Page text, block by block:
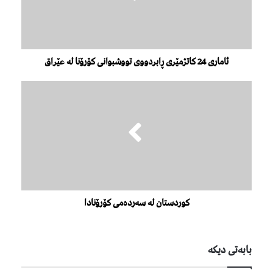
ئاماری 24 کاتژمێری ڕابردووی تووشبوانی کۆرۆنا لە عێراق
کوردستان لە سەردەمی کۆرۆنادا
بابەتی دیكە